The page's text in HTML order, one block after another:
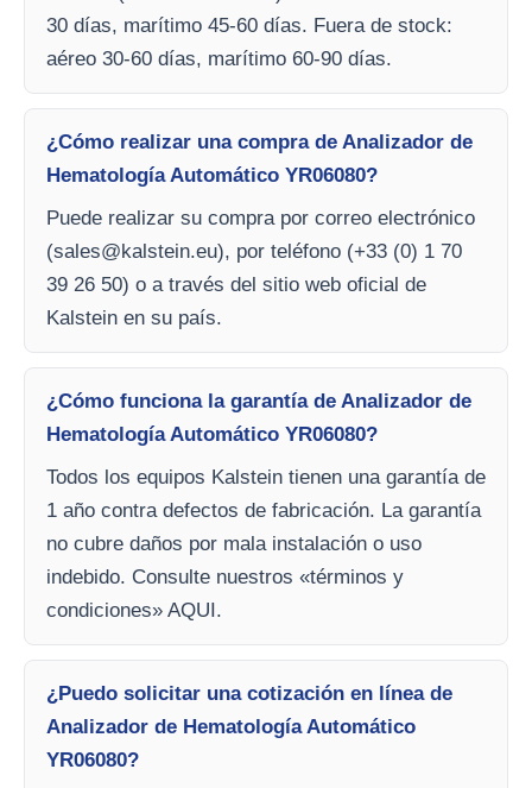
30 días, marítimo 45-60 días. Fuera de stock:
aéreo 30-60 días, marítimo 60-90 días.
¿Cómo realizar una compra de Analizador de
Hematología Automático YR06080?
Puede realizar su compra por correo electrónico
(sales@kalstein.eu), por teléfono (+33 (0) 1 70
39 26 50) o a través del sitio web oficial de
Kalstein en su país.
¿Cómo funciona la garantía de Analizador de
Hematología Automático YR06080?
Todos los equipos Kalstein tienen una garantía de
1 año contra defectos de fabricación. La garantía
no cubre daños por mala instalación o uso
indebido. Consulte nuestros «términos y
condiciones» AQUI.
¿Puedo solicitar una cotización en línea de
Analizador de Hematología Automático
YR06080?